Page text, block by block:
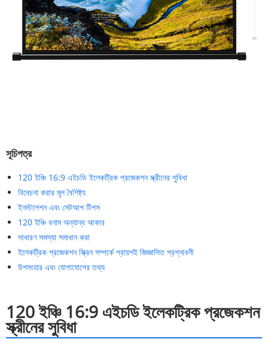
সূচিপত্র
120 ইঞ্চি 16:9 এইচডি ইলেকট্রিক প্রজেকশন স্ক্রীনের সুবিধা
বিবেচনা করার মূল বৈশিষ্ট্য
ইনস্টলেশন এবং সেটআপ টিপস
120 ইঞ্চি বনাম অন্যান্য আকার
সাধারণ সমস্যা সমাধান করা
ইলেকট্রিক প্রজেকশন স্ক্রিন সম্পর্কে প্রায়শই জিজ্ঞাসিত প্রশ্নাবলী
উপসংহার এবং যোগাযোগের তথ্য
120 ইঞ্চি 16:9 এইচডি ইলেকট্রিক প্রজেকশন
স্ক্রীনের সুবিধা